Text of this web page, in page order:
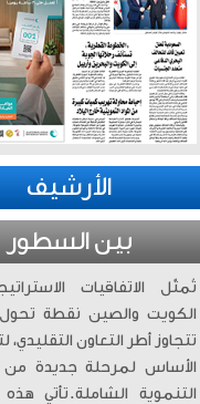
الأرشيف
بين السطور
تُمثّل الاتفاقيات
الكويت والصين نقطة
تتجاوز أطر التعاون
الأساس لمرحلة جديدة من
التنموية الشاملة. ​تأتي